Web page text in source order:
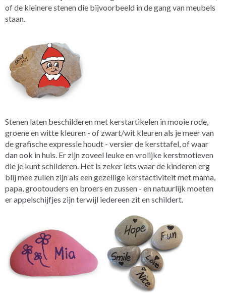
of de kleinere stenen die bijvoorbeeld in de gang van meubels
staan.
Stenen laten beschilderen met kerstartikelen in mooie rode,
groene en witte kleuren - of zwart/wit kleuren als je meer van
de grafische expressie houdt - versier de kersttafel, of waar
dan ook in huis. Er zijn zoveel leuke en vrolijke kerstmotieven
die je kunt schilderen. Het is zeker iets waar de kinderen erg
blij mee zullen zijn als een gezellige kerstactiviteit met mama,
papa, grootouders en broers en zussen - en natuurlijk moeten
er appelschijfjes zijn terwijl iedereen zit en schildert.